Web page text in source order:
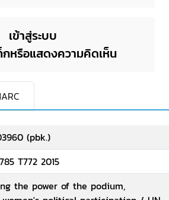
เข้าสู่ระบบ
หรือแสดงความคิดเห็น
(pbk.)
T772 2015
the power of the podium,